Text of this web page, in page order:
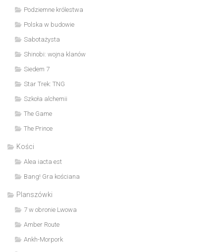
Podziemne królestwa
Polska w budowie
Sabotażysta
Shinobi: wojna klanów
Siedem 7
Star Trek: TNG
Szkoła alchemii
The Game
The Prince
Kości
Alea iacta est
Bang! Gra kościana
Planszówki
7 w obronie Lwowa
Amber Route
Ankh-Morpork